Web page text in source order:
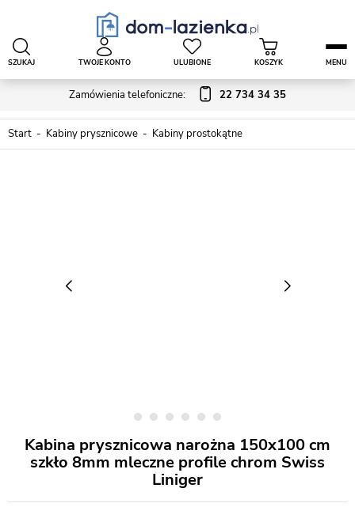
Zamówienia telefoniczne: 22 734 34 35
SZUKAJ TWOJE KONTO ULUBIONE KOSZYK MENU
Start Kabiny prysznicowe Kabiny prostokątne
Kabina prysznicowa narożna 150x100 cm
szkło 8mm mleczne profile chrom Swiss
Liniger